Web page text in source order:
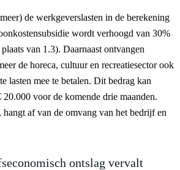
de werkgeverslasten in de berekening
wordt verhoogd van 30%
van 1.3). Daarnaast ontvangen
de horeca, cultuur en recreatiesector ook
lasten mee te betalen. Dit bedrag kan
voor de komende drie maanden.
af van de omvang van het bedrijf en
ontslag vervalt